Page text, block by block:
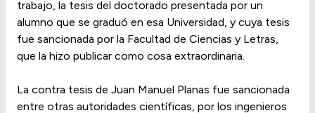
trabajo, la tesis del doctorado presentada por un
alumno que se graduó en esa Universidad, y cuya tesis
fue sancionada por la Facultad de Ciencias y Letras,
que la hizo publicar como cosa extraordinaria.
La contra tesis de Juan Manuel Planas fue sancionada
entre otras autoridades científicas, por los ingenieros